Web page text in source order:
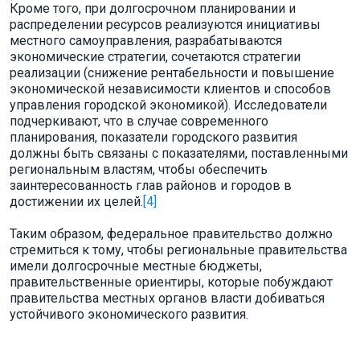
Кроме того, при долгосрочном планировании и
распределении ресурсов реализуются инициативы
местного самоуправления, разрабатываются
экономические стратегии, сочетаются стратегии
реализации (снижение рентабельности и повышение
экономической независимости клиентов и способов
управления городской экономикой). Исследователи
подчеркивают, что в случае современного
планирования, показатели городского развития
должны быть связаны с показателями, поставленными
региональным властям, чтобы обеспечить
заинтересованность глав районов и городов в
достижении их целей.[4]
Таким образом, федеральное правительство должно
стремиться к тому, чтобы региональные правительства
имели долгосрочные местные бюджеты,
правительственные ориентиры, которые побуждают
правительства местных органов власти добиваться
устойчивого экономического развития.